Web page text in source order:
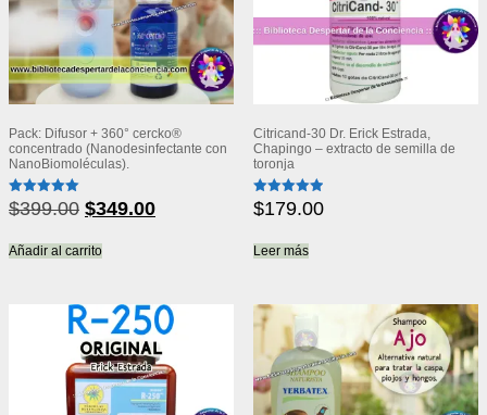
Pack: Difusor + 360° cercko®
concentrado (Nanodesinfectante con
NanoBiomoléculas).
Valorado
con
de 5
$399.00 El
original
$399.00.
$349.00El
$349.00.
Añadir al carrito
Citricand-30 Dr. Erick Estrada,
Chapingo – extracto de semilla de
toronja
Valorado
con
de 5
$179.00
Leer más